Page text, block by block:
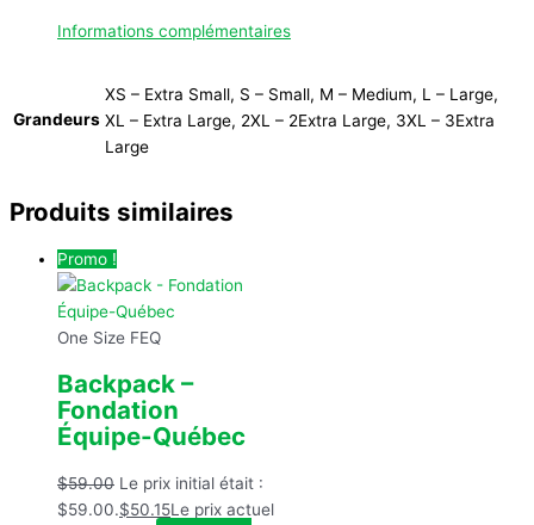
Informations complémentaires
Grandeurs
XS – Extra Small, S – Small, M – Medium, L – Large,
XL – Extra Large, 2XL – 2Extra Large, 3XL – 3Extra
Large
Produits similaires
Promo !
One Size FEQ
Backpack –
Fondation
Équipe-Québec
$59.00 Le prix initial était :
$59.00.$50.15Le prix actuel